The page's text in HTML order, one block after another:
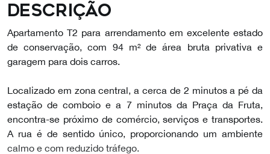
Descrição
Apartamento T2 para arrendamento em excelente estado
de conservação, com 94 m² de área bruta privativa e
garagem para dois carros.
Localizado em zona central, a cerca de 2 minutos a pé da
estação de comboio e a 7 minutos da Praça da Fruta,
encontra-se próximo de comércio, serviços e transportes.
A rua é de sentido único, proporcionando um ambiente
calmo e com reduzido tráfego.